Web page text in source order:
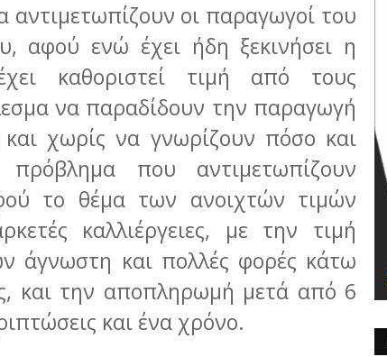
οι παραγωγοί του
αφού ενώ έχει ήδη ξεκινήσει η
καθοριστεί τιμή από τους
να παραδίδουν την παραγωγή
και χωρίς να γνωρίζουν πόσο και
που αντιμετωπίζουν
το θέμα των ανοιχτών τιμών
καλλιέργειες, με την τιμή
άγνωστη και πολλές φορές κάτω
και την αποπληρωμή μετά από 6
και ένα χρόνο.